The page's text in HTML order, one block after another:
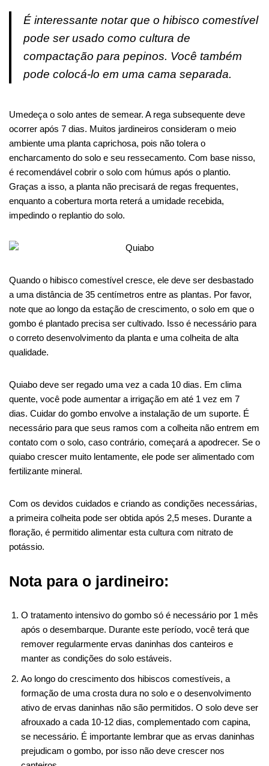
É interessante notar que o hibisco comestível
pode ser usado como cultura de
compactação para pepinos. Você também
pode colocá-lo em uma cama separada.
Umedeça o solo antes de semear. A rega subsequente deve
ocorrer após 7 dias. Muitos jardineiros consideram o meio
ambiente uma planta caprichosa, pois não tolera o
encharcamento do solo e seu ressecamento. Com base nisso,
é recomendável cobrir o solo com húmus após o plantio.
Graças a isso, a planta não precisará de regas frequentes,
enquanto a cobertura morta reterá a umidade recebida,
impedindo o replantio do solo.
Quando o hibisco comestível cresce, ele deve ser desbastado
a uma distância de 35 centímetros entre as plantas. Por favor,
note que ao longo da estação de crescimento, o solo em que o
gombo é plantado precisa ser cultivado. Isso é necessário para
o correto desenvolvimento da planta e uma colheita de alta
qualidade.
Quiabo deve ser regado uma vez a cada 10 dias. Em clima
quente, você pode aumentar a irrigação em até 1 vez em 7
dias. Cuidar do gombo envolve a instalação de um suporte. É
necessário para que seus ramos com a colheita não entrem em
contato com o solo, caso contrário, começará a apodrecer. Se o
quiabo crescer muito lentamente, ele pode ser alimentado com
fertilizante mineral.
Com os devidos cuidados e criando as condições necessárias,
a primeira colheita pode ser obtida após 2,5 meses. Durante a
floração, é permitido alimentar esta cultura com nitrato de
potássio.
Nota para o jardineiro:
O tratamento intensivo do gombo só é necessário por 1 mês
após o desembarque. Durante este período, você terá que
remover regularmente ervas daninhas dos canteiros e
manter as condições do solo estáveis.
Ao longo do crescimento dos hibiscos comestíveis, a
formação de uma crosta dura no solo e o desenvolvimento
ativo de ervas daninhas não são permitidos. O solo deve ser
afrouxado a cada 10-12 dias, complementado com capina,
se necessário. É importante lembrar que as ervas daninhas
prejudicam o gombo, por isso não deve crescer nos